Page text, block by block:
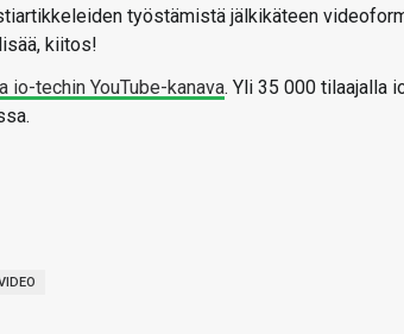
työstämistä jälkikäteen
kiitos!
io-techin YouTube-kanava. Yli 35 000 tilaajalla